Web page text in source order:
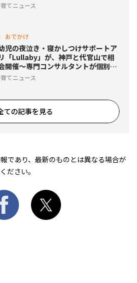
てニュース
おでかけ
児の夜泣き・寝かしつけサポートア
「Lullaby」が、神戸と代官山で相
開催〜専門コンサルタントが個別相
サポート
てニュース
ての記事を見る
であり、最新のものとは異なる場合が
ださい。